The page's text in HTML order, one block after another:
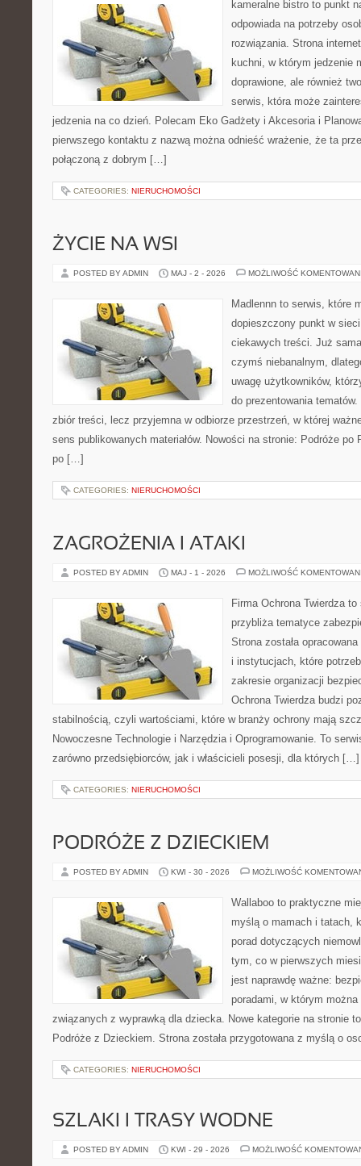
kameralne bistro to punkt
odpowiada na potrzeby
rozwiązania. Strona
kuchni, w którym jedzenie
doprawione, ale również
serwis, która może
jedzenia na co dzień. Polecam Eko Gadżety i Akcesoria i
pierwszego kontaktu z nazwą można odnieść wrażenie, że ta
połączoną z dobrym […]
CATEGORIES: NIERUCHOMOŚCI
ŻYCIE NA WSI
POSTED BY ADMIN MAJ - 2 - 2026 MOŻLIWOŚĆ
Madlennn to serwis, które
dopieszczony punkt w
ciekawych treści. Już
czymś niebanalnym,
uwagę użytkowników,
do prezentowania
zbiór treści, lecz przyjemna w odbiorze przestrzeń, w której
sens publikowanych materiałów. Nowości na stronie: Podróże
po […]
CATEGORIES: NIERUCHOMOŚCI
ZAGROŻENIA I ATAKI
POSTED BY ADMIN MAJ - 1 - 2026 MOŻLIWOŚĆ
Firma Ochrona Twierdza
przybliża tematyce
Strona została
i instytucjach, które
zakresie organizacji
Ochrona Twierdza budzi
stabilnością, czyli wartościami, które w branży ochrony mają
Nowoczesne Technologie i Narzędzia i Oprogramowanie. To
zarówno przedsiębiorców, jak i właścicieli posesji, dla których […]
CATEGORIES: NIERUCHOMOŚCI
PODRÓŻE Z DZIECKIEM
POSTED BY ADMIN KWI - 30 - 2026 MOŻLIWOŚĆ
Wallaboo to praktyczne
myślą o mamach i tatach,
porad dotyczących
tym, co w pierwszych
jest naprawdę ważne:
poradami, w którym
związanych z wyprawką dla dziecka. Nowe kategorie na stronie
Podróże z Dzieckiem. Strona została przygotowana z myślą o
CATEGORIES: NIERUCHOMOŚCI
SZLAKI I TRASY WODNE
POSTED BY ADMIN KWI - 29 - 2026 MOŻLIWOŚĆ